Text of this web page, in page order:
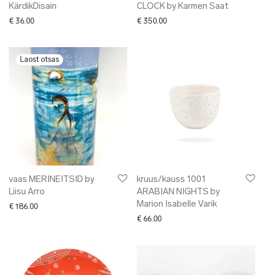
KärdikDisain
€ 36.00
CLOCK by Karmen Saat
€ 350.00
vaas MERINEITSID by
Liisu Arro
€ 186.00
kruus/kauss 1001
ARABIAN NIGHTS by
Marion Isabelle Varik
€ 66.00